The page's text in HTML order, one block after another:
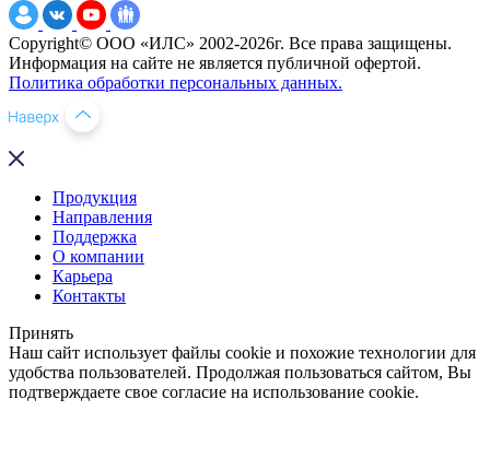
Copyright© ООО «ИЛС» 2002-2026г. Все права защищены.
Информация на сайте не является публичной офертой.
Политика обработки персональных данных.
Продукция
Направления
Поддержка
О компании
Карьера
Контакты
Принять
Наш сайт использует файлы cookie и похожие технологии для
удобства пользователей. Продолжая пользоваться сайтом, Вы
подтверждаете свое согласие на использование cookie.